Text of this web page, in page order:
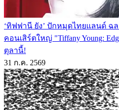
‘ทิฟฟานี ยัง’ ปักหมุดไทยแลนด์ ฉ
คอนเสิร์ตใหญ่ "Tiffany Young:
ตุลานี้!
31 ก.ค. 2569